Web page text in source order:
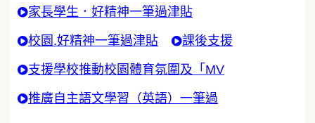
家長學生．好精神一筆過津貼
校園.好精神一筆過津貼 課後支援
支援學校推動校園體育氛圍及「MV
推廣自主語文學習（英語）一筆過